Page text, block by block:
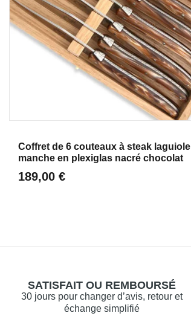
Coffret de 6 couteaux à steak laguiole
manche en plexiglas nacré chocolat
189,00 €
SATISFAIT OU REMBOURSÉ
30 jours pour changer d’avis, retour et
échange simplifié